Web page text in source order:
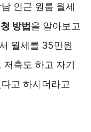
인근 원룸 월세
방법 을 알아보고
월세를 35만원
축도 하고 자기
고 하시더라고